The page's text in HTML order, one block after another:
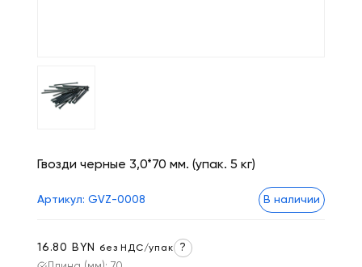
Гвозди черные 3,0*70 мм. (упак. 5 кг)
Артикул: GVZ-0008 В наличии
16.80 BYN без НДС/упак ?